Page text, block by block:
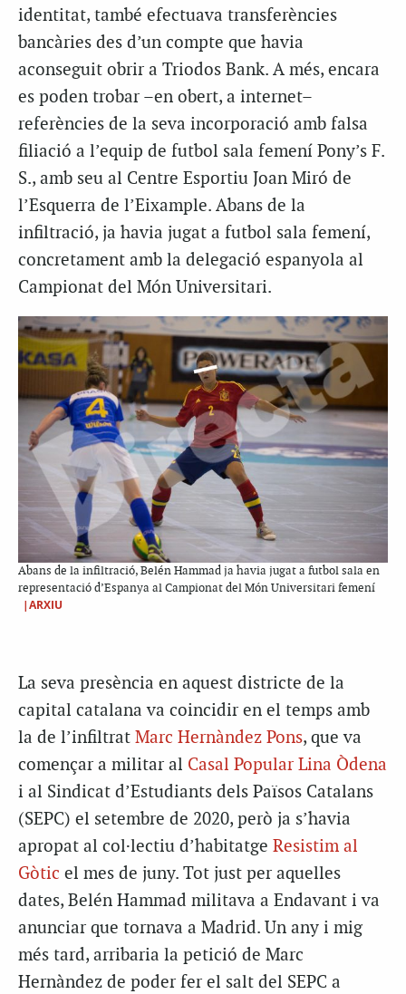
identitat, també efectuava transferències
bancàries des d’un compte que havia
aconseguit obrir a Triodos Bank. A més, encara
es poden trobar –en obert, a internet–
referències de la seva incorporació amb falsa
filiació a l’equip de futbol sala femení Pony’s F.
S., amb seu al Centre Esportiu Joan Miró de
l’Esquerra de l’Eixample. Abans de la
infiltració, ja havia jugat a futbol sala femení,
concretament amb la delegació espanyola al
Campionat del Món Universitari.
Abans de la infiltració, Belén Hammad ja havia jugat a futbol sala en
representació d’Espanya al Campionat del Món Universitari femení
|ARXIU
La seva presència en aquest districte de la
capital catalana va coincidir en el temps amb
la de l’infiltrat Marc Hernàndez Pons, que va
començar a militar al Casal Popular Lina Òdena
i al Sindicat d’Estudiants dels Països Catalans
(SEPC) el setembre de 2020, però ja s’havia
apropat al col·lectiu d’habitatge Resistim al
Gòtic el mes de juny. Tot just per aquelles
dates, Belén Hammad militava a Endavant i va
anunciar que tornava a Madrid. Un any i mig
més tard, arribaria la petició de Marc
Hernàndez de poder fer el salt del SEPC a